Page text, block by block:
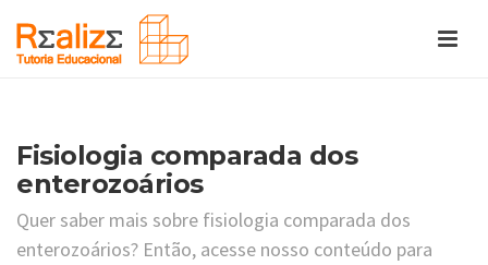
Fisiologia comparada dos
enterozoários
Quer saber mais sobre fisiologia comparada dos
enterozoários? Então, acesse nosso conteúdo para